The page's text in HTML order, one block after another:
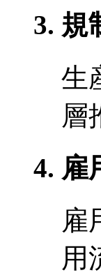
規
生
層
雇
雇
用